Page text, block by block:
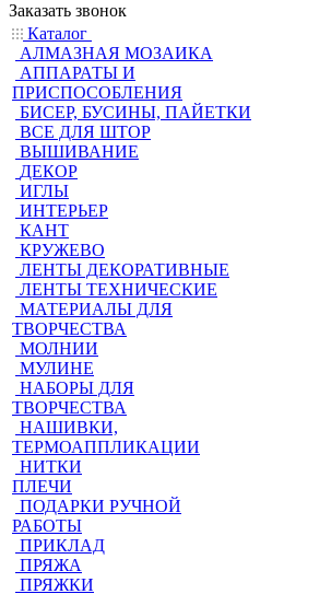
Заказать звонок
Каталог
АЛМАЗНАЯ МОЗАИКА
АППАРАТЫ И
ПРИСПОСОБЛЕНИЯ
БИСЕР, БУСИНЫ, ПАЙЕТКИ
ВСЕ ДЛЯ ШТОР
ВЫШИВАНИЕ
ДЕКОР
ИГЛЫ
ИНТЕРЬЕР
КАНТ
КРУЖЕВО
ЛЕНТЫ ДЕКОРАТИВНЫЕ
ЛЕНТЫ ТЕХНИЧЕСКИЕ
МАТЕРИАЛЫ ДЛЯ
ТВОРЧЕСТВА
МОЛНИИ
МУЛИНЕ
НАБОРЫ ДЛЯ
ТВОРЧЕСТВА
НАШИВКИ,
ТЕРМОАППЛИКАЦИИ
НИТКИ
ПЛЕЧИ
ПОДАРКИ РУЧНОЙ
РАБОТЫ
ПРИКЛАД
ПРЯЖА
ПРЯЖКИ